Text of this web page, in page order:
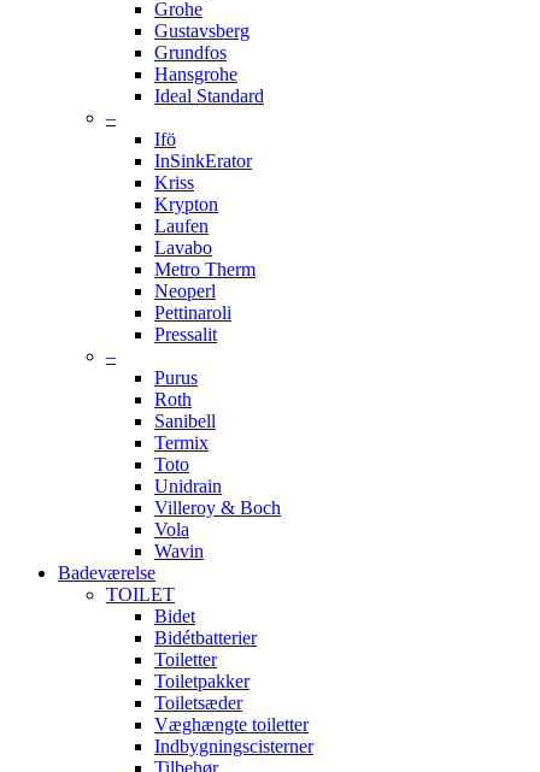
Grohe
Gustavsberg
Grundfos
Hansgrohe
Ideal Standard
–
Ifö
InSinkErator
Kriss
Krypton
Laufen
Lavabo
Metro Therm
Neoperl
Pettinaroli
Pressalit
–
Purus
Roth
Sanibell
Termix
Toto
Unidrain
Villeroy & Boch
Vola
Wavin
Badeværelse
TOILET
Bidet
Bidétbatterier
Toiletter
Toiletpakker
Toiletsæder
Væghængte toiletter
Indbygningscisterner
Tilbehør